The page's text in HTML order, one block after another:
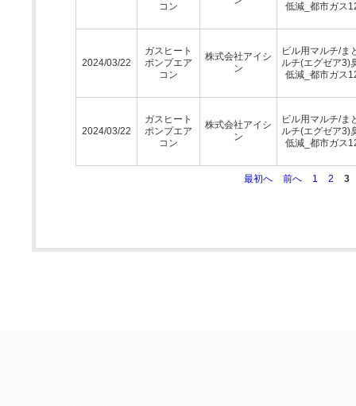
コン 低減_都市ガス
2024/03/22
ガスヒート
ポンプエア
コン
株式会社アイシ
ン
ビル用マルチ/ま
ルチ(エグゼア3)
低減_都市ガス
2024/03/22
ガスヒート
ポンプエア
コン
株式会社アイシ
ン
ビル用マルチ/ま
ルチ(エグゼア3)
低減_都市ガス
最初へ 前へ 1 2 3